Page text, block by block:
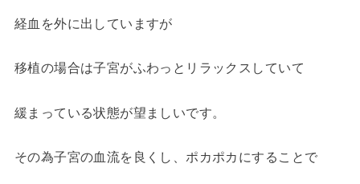
経血を外に出していますが
移植の場合は子宮がふわっとリラックスしていて
緩まっている状態が望ましいです。
その為子宮の血流を良くし、ポカポカにすることで